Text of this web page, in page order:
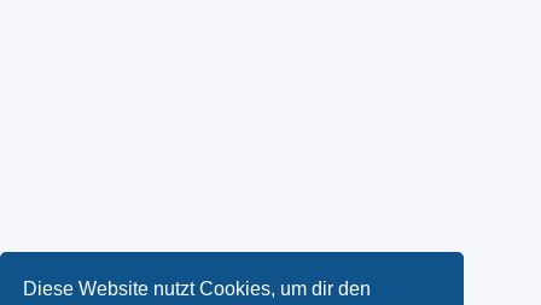
Diese Website nutzt Cookies, um dir den